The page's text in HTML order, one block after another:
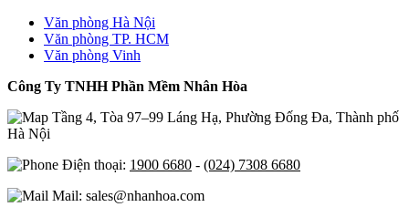
Văn phòng Hà Nội
Văn phòng TP. HCM
Văn phòng Vinh
Công Ty TNHH Phần Mềm Nhân Hòa
Tầng 4, Tòa 97–99 Láng Hạ, Phường Đống Đa, Thành phố
Hà Nội
Điện thoại: 1900 6680 - (024) 7308 6680
Mail: sales@nhanhoa.com